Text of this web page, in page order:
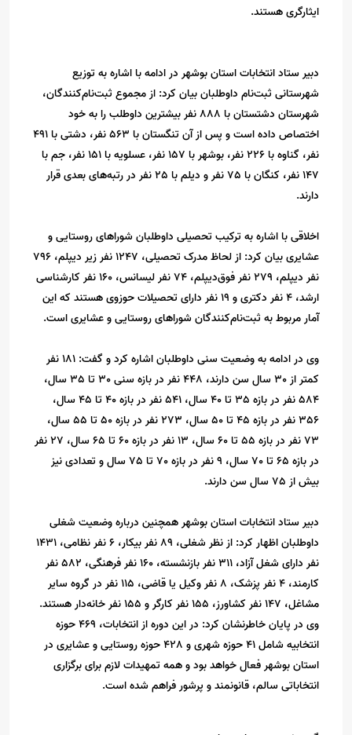
ایثارگری هستند.
دبیر ستاد انتخابات استان بوشهر در ادامه با اشاره به توزیع
شهرستانی ثبت‌نام داوطلبان بیان کرد: از مجموع ثبت‌نام‌کنندگان،
شهرستان دشتستان با 888 نفر بیشترین داوطلب را به خود
اختصاص داده است و پس از آن تنگستان با 563 نفر، دشتی با 491
نفر، گناوه با 226 نفر، بوشهر با 157 نفر، عسلویه با 151 نفر، جم با
147 نفر، کنگان با 75 نفر و دیلم با 25 نفر در رتبه‌های بعدی قرار
دارند.
اخلاقی با اشاره به ترکیب تحصیلی داوطلبان شوراهای روستایی و
عشایری بیان کرد: از لحاظ مدرک تحصیلی، 1247 نفر زیر دیپلم، 796
نفر دیپلم، 279 نفر فوق‌دیپلم، 74 نفر لیسانس، 160 نفر کارشناسی
ارشد، 4 نفر دکتری و 19 نفر دارای تحصیلات حوزوی هستند که این
آمار مربوط به ثبت‌نام‌کنندگان شوراهای روستایی و عشایری است.
وی در ادامه به وضعیت سنی داوطلبان اشاره کرد و گفت: 181 نفر
کمتر از 30 سال سن دارند، 448 نفر در بازه سنی 30 تا 35 سال،
584 نفر در بازه 35 تا 40 سال، 541 نفر در بازه 40 تا 45 سال،
356 نفر در بازه 45 تا 50 سال، 273 نفر در بازه 50 تا 55 سال،
73 نفر در بازه 55 تا 60 سال، 13 نفر در بازه 60 تا 65 سال، 27 نفر
در بازه 65 تا 70 سال، 9 نفر در بازه 70 تا 75 سال و تعدادی نیز
بیش از 75 سال سن دارند.
دبیر ستاد انتخابات استان بوشهر همچنین درباره وضعیت شغلی
داوطلبان اظهار کرد: از نظر شغلی، 89 نفر بیکار، 6 نفر نظامی، 1431
نفر دارای شغل آزاد، 311 نفر بازنشسته، 160 نفر فرهنگی، 582 نفر
کارمند، 4 نفر پزشک، 8 نفر وکیل یا قاضی، 115 نفر در گروه سایر
مشاغل، 147 نفر کشاورز، 155 نفر کارگر و 155 نفر خانه‌دار هستند.
وی در پایان خاطرنشان کرد: در این دوره از انتخابات، 469 حوزه
انتخابیه شامل 41 حوزه شهری و 428 حوزه روستایی و عشایری در
استان بوشهر فعال خواهد بود و همه تمهیدات لازم برای برگزاری
انتخاباتی سالم، قانونمند و پرشور فراهم شده است.